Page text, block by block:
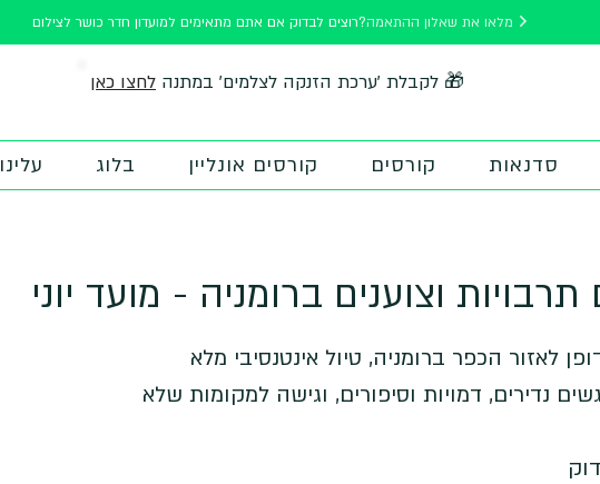
רוצים לבדוק אם אתם מתאימים למועדון חדר כושר לצילום?
לחצו כאן 🎁 לקבלת 'ערכת הזנקה לצלמים' במתנה
סדנאות קורסים קורסים אונליין בלוג עלינו
תרבויות וצוענים ברומניה - מועד יוני
לאזור הכפר ברומניה, טיול אינטנסיבי מלא
נדירים, דמויות וסיפורים, וגישה למקומות שלא